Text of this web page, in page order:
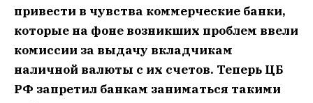
привести в чувства коммерческие банки,
которые на фоне возникших проблем ввели
комиссии за выдачу вкладчикам
наличной валюты с их счетов. Теперь ЦБ
РФ запретил банкам заниматься такими